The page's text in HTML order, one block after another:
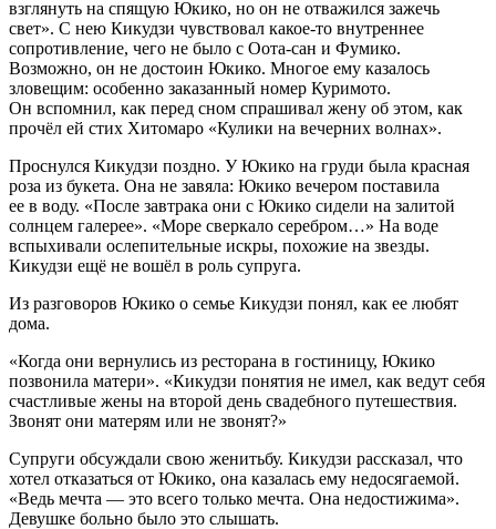
взглянуть на спящую Юкико, но он не отважился зажечь
свет». С нею Кикудзи чувствовал какое-то внутреннее
сопротивление, чего не было с Оота-сан и Фумико.
Возможно, он не достоин Юкико. Многое ему казалось
зловещим: особенно заказанный номер Куримото.
Он вспомнил, как перед сном спрашивал жену об этом, как
прочёл ей стих Хитомаро «Кулики на вечерних волнах».
Проснулся Кикудзи поздно. У Юкико на груди была красная
роза из букета. Она не завяла: Юкико вечером поставила
ее в воду. «После завтрака они с Юкико сидели на залитой
солнцем галерее». «Море сверкало серебром…» На воде
вспыхивали ослепительные искры, похожие на звезды.
Кикудзи ещё не вошёл в роль супруга.
Из разговоров Юкико о семье Кикудзи понял, как ее любят
дома.
«Когда они вернулись из ресторана в гостиницу, Юкико
позвонила матери». «Кикудзи понятия не имел, как ведут себя
счастливые жены на второй день свадебного путешествия.
Звонят они матерям или не звонят?»
Супруги обсуждали свою женитьбу. Кикудзи рассказал, что
хотел отказаться от Юкико, она казалась ему недосягаемой.
«Ведь мечта — это всего только мечта. Она недостижима».
Девушке больно было это слышать.